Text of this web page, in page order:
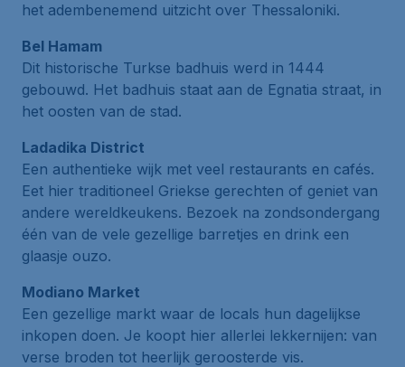
het adembenemend uitzicht over Thessaloniki.
Bel Hamam
Dit historische Turkse badhuis werd in 1444
gebouwd. Het badhuis staat aan de Egnatia straat, in
het oosten van de stad.
Ladadika District
Een authentieke wijk met veel restaurants en cafés.
Eet hier traditioneel Griekse gerechten of geniet van
andere wereldkeukens. Bezoek na zondsondergang
één van de vele gezellige barretjes en drink een
glaasje ouzo.
Modiano Market
Een gezellige markt waar de locals hun dagelijkse
inkopen doen. Je koopt hier allerlei lekkernijen: van
verse broden tot heerlijk geroosterde vis.